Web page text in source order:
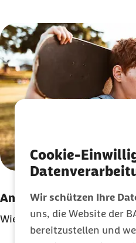
Cookie-
Wir schützen Ihre
uns, die Website der
bereitzustellen und
Karussell mit 4 Elementen
Element 1 von 4
Angst: Das Warnsignal
Wie Angst uns vor Gefahren